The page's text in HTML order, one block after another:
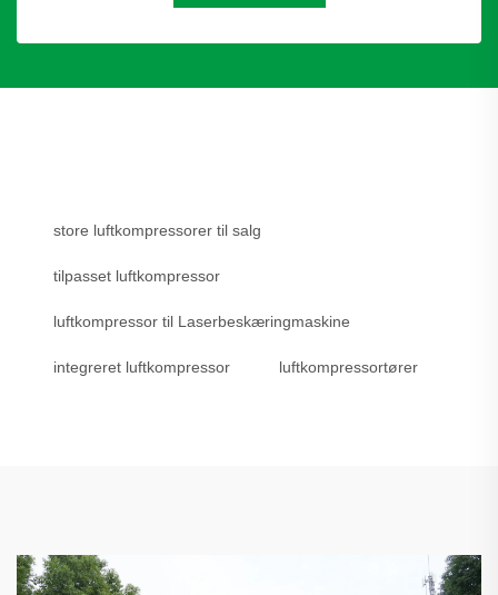
store luftkompressorer til salg
tilpasset luftkompressor
luftkompressor til Laserbeskæringmaskine
integreret luftkompressor luftkompressortører